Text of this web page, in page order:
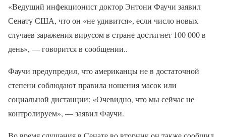
«Ведущий инфекционист доктор Энтони Фаучи заявил
Сенату США, что он «не удивится», если число новых
случаев заражения вирусом в стране достигнет 100 000 в
день», — говорится в сообщении..
Фаучи предупредил, что американцы не в достаточной
степени соблюдают правила ношения масок или
социальной дистанции: «Очевидно, что мы сейчас не
контролируем», — заявил Фаучи.